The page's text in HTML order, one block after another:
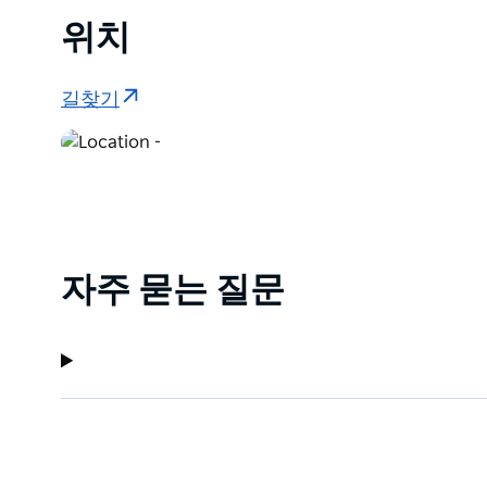
위치
길찾기
자주 묻는 질문